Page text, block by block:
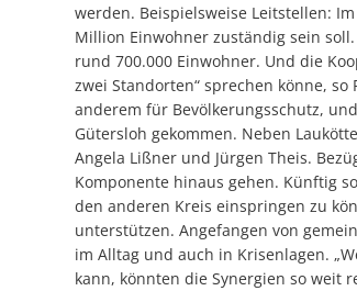
werden. Beispielsweise Leitstellen:
Million Einwohner zuständig sein
rund 700.000 Einwohner. Und die
zwei Standorten“ sprechen könne,
anderem für Bevölkerungsschutz,
Gütersloh gekommen. Neben
Angela Lißner und Jürgen Theis.
Komponente hinaus gehen. Künftig
den anderen Kreis einspringen zu
unterstützen. Angefangen von
im Alltag und auch in Krisenlagen.
kann, könnten die Synergien so weit